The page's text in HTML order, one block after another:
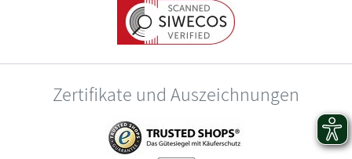
Zertifikate und Auszeichnungen